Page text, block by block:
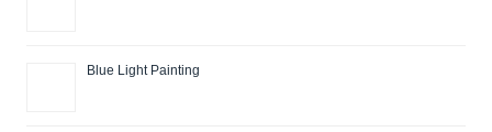
Blue Light Painting